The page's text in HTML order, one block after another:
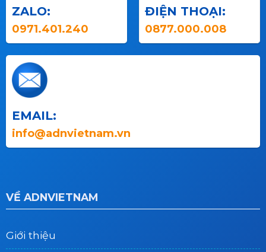
ZALO:
0971.401.240
ĐIỆN THOẠI:
0877.000.008
EMAIL:
info@adnvietnam.vn
VỀ ADNVIETNAM
Giới thiệu